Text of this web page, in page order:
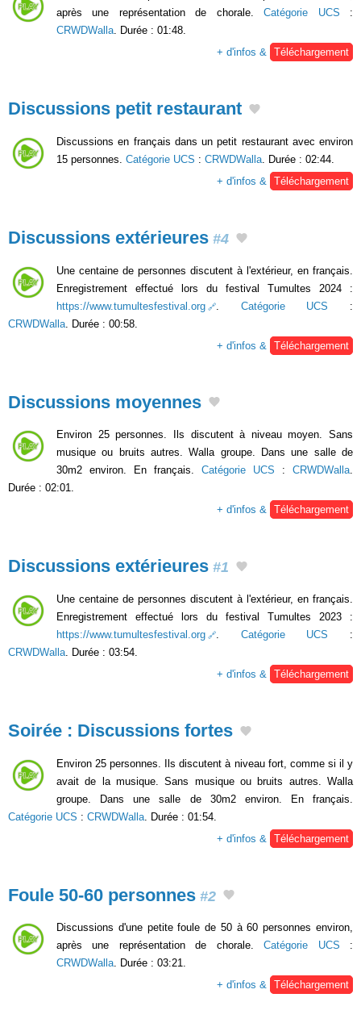
après une représentation de chorale.Catégorie UCS :
CRWDWalla. Durée : 01:48.
+ d'infos & Téléchargement
Discussions petit restaurant
Discussions en français dans un petit restaurant avec environ
15 personnes. Catégorie UCS : CRWDWalla . Durée : 02:44.
+ d'infos &
Téléchargement
Discussions extérieures #4
Une centaine de personnes discutent à l'extérieur, en français.
Enregistrement effectué lors du festival Tumultes 2024 :
https://www.tumultesfestival.org
. Catégorie UCS :
CRWDWalla . Durée : 00:58.
+ d'infos &
Téléchargement
Discussions moyennes
Environ 25 personnes. Ils discutent à niveau moyen. Sans
musique ou bruits autres. Walla groupe. Dans une salle de
30m2 environ. En français. Catégorie UCS : CRWDWalla.
Durée : 02:01.
+ d'infos & Téléchargement
Discussions extérieures #1
Une centaine de personnes discutent à l'extérieur, en français.
Enregistrement effectué lors du festival Tumultes 2023 :
https://www.tumultesfestival.org
. Catégorie UCS :
CRWDWalla . Durée : 03:54.
+ d'infos &
Téléchargement
Soirée : Discussions fortes
Environ 25 personnes. Ils discutent à niveau fort, comme si il y
avait de la musique. Sans musique ou bruits autres. Walla
groupe. Dans une salle de 30m2 environ. En français.
Catégorie UCS : CRWDWalla . Durée : 01:54.
+ d'infos &
Téléchargement
Foule 50-60 personnes #2
Discussions d'une petite foule de 50 à 60 personnes environ,
après une représentation de chorale.Catégorie UCS :
CRWDWalla. Durée : 03:21.
+ d'infos & Téléchargement